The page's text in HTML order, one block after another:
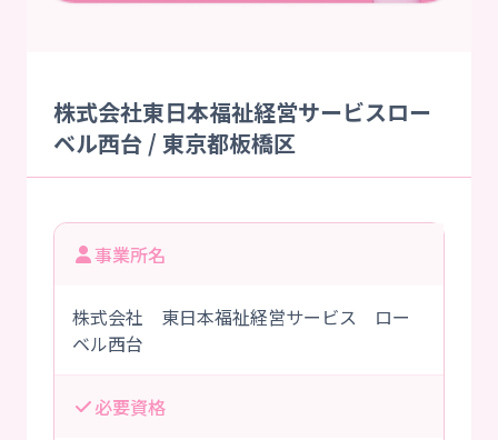
株式会社東日本福祉経営サービスロー
ベル西台 / 東京都板橋区
事業所名
株式会社 東日本福祉経営サービス ロー
ベル西台
必要資格